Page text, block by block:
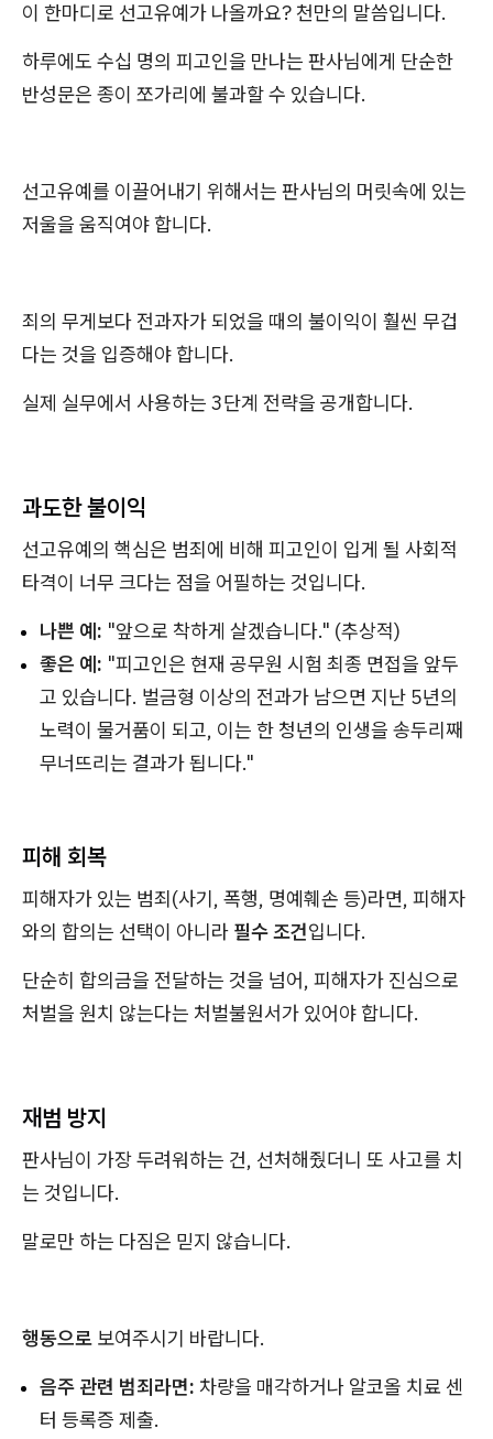
이 한마디로 선고유예가 나올까요? 천만의 말씀입니다.
하루에도 수십 명의 피고인을 만나는 판사님에게 단순한
반성문은 종이 쪼가리에 불과할 수 있습니다.
선고유예를 이끌어내기 위해서는 판사님의 머릿속에 있는
저울을 움직여야 합니다.
죄의 무게보다 전과자가 되었을 때의 불이익이 훨씬 무겁
다는 것을 입증해야 합니다.
실제 실무에서 사용하는 3단계 전략을 공개합니다.
과도한 불이익
선고유예의 핵심은 범죄에 비해 피고인이 입게 될 사회적
타격이 너무 크다는 점을 어필하는 것입니다.
나쁜 예: "앞으로 착하게 살겠습니다." (추상적)
좋은 예: "피고인은 현재 공무원 시험 최종 면접을 앞두
고 있습니다. 벌금형 이상의 전과가 남으면 지난 5년의
노력이 물거품이 되고, 이는 한 청년의 인생을 송두리째
무너뜨리는 결과가 됩니다."
피해 회복
피해자가 있는 범죄(사기, 폭행, 명예훼손 등)라면, 피해자
와의 합의는 선택이 아니라 필수 조건입니다.
단순히 합의금을 전달하는 것을 넘어, 피해자가 진심으로
처벌을 원치 않는다는 처벌불원서가 있어야 합니다.
재범 방지
판사님이 가장 두려워하는 건, 선처해줬더니 또 사고를 치
는 것입니다.
말로만 하는 다짐은 믿지 않습니다.
행동으로 보여주시기 바랍니다.
음주 관련 범죄라면: 차량을 매각하거나 알코올 치료 센
터 등록증 제출.